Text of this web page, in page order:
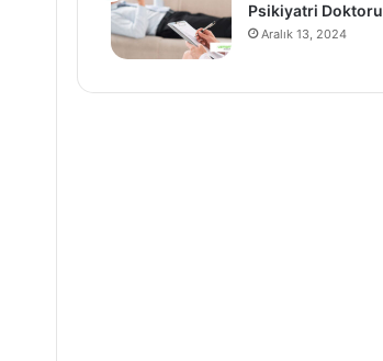
Psikiyatri Doktoru
Aralık 13, 2024